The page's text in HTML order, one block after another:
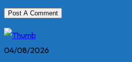
04/08/2026